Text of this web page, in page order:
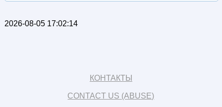
2026-08-05 17:02:14
КОНТАКТЫ
CONTACT US (ABUSE)